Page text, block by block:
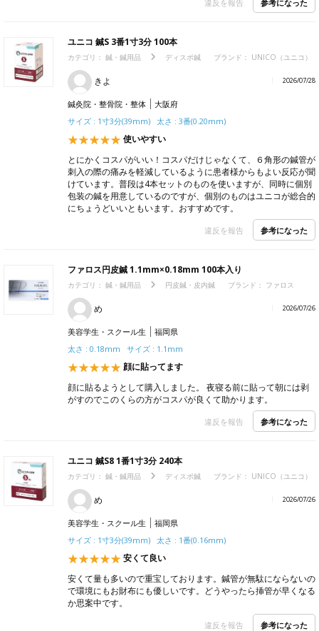
違反を報告 参考になった
ユニコ 鍼S 3番1寸3分 100本
カテゴリ： 鍼・鍼用品 ディスポ鍼 ブランド： UNICO（ユニコ）
きよ 2026/07/28
鍼灸院・整骨院・整体
大阪府
サイズ : 1寸3分(39mm) 太さ : 3番(0.20mm)
使いやすい
とにかくコスパがいい！コスパだけじゃなくて、６角形の鍼管が
刺入の際の痛みを軽減しているように患者様からもよい反応が聞
けています。普段は4本セットのものを使いますが、同時に個別
包装の鍼を用意しているのですが、個別のものはユニコが総合的
にちょうどいいともいます。おすすめです。
違反を報告 参考になった
ファロス円皮鍼 1.1mm×0.18mm 100本入り
カテゴリ： 鍼・鍼用品 円皮鍼・皮内鍼 ブランド： ファロス
め 2026/07/26
美容学生・スクール生
福岡県
太さ : 0.18mm サイズ : 1.1mm
顔に貼ってます
顔に貼るようとして購入しました。 夜寝る前に貼って朝には剥
がすのでこのくらの方がコスパが良くて助かります。
違反を報告 参考になった
ユニコ 鍼S8 1番1寸3分 240本
カテゴリ： 鍼・鍼用品 ディスポ鍼 ブランド： UNICO（ユニコ）
め 2026/07/26
美容学生・スクール生
福岡県
サイズ : 1寸3分(39mm) 太さ : 1番(0.16mm)
安くて良い
安くて量も多いので重宝しております。鍼管が無駄にならないの
で環境にもお財布にも優しいです。どうやったら挿管が早くなる
か思案中です。
違反を報告 参考になった